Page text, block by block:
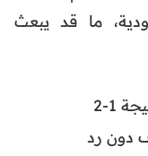
ما قد يبعث
1-2
دون رد